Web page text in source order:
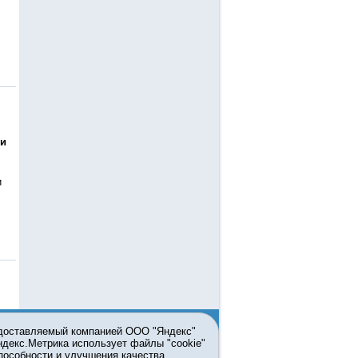
компанией ООО "Яндекс"
использует файлы "cookie"
и улучшения качества